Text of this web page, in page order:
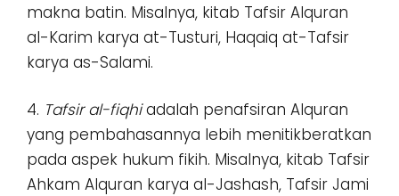
makna batin. Misalnya, kitab Tafsir Alquran
al-Karim karya at-Tusturi, Haqaiq at-Tafsir
karya as-Salami.
4. Tafsir al-fiqhiadalah penafsiran Alquran
yang pembahasannya lebih menitikberatkan
pada aspek hukum fikih. Misalnya, kitab Tafsir
Ahkam Alquran karya al-Jashash, Tafsir Jami